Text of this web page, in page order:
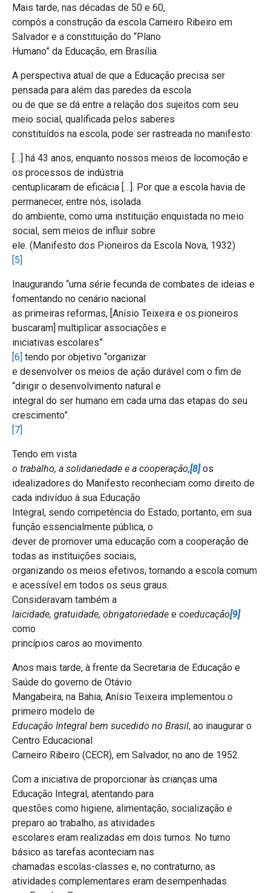
Mais tarde, nas décadas de 50 e 60,
compôs a construção da escola Carneiro Ribeiro em
Salvador e a constituição do “Plano
Humano” da Educação, em Brasília.
A perspectiva atual de que a Educação precisa ser
pensada para além das paredes da escola
ou de que se dá entre a relação dos sujeitos com seu
meio social, qualificada pelos saberes
constituídos na escola, pode ser rastreada no manifesto:
[…] há 43 anos, enquanto nossos meios de locomoção e
os processos de indústria
centuplicaram de eficácia […]. Por que a escola havia de
permanecer, entre nós, isolada
do ambiente, como uma instituição enquistada no meio
social, sem meios de influir sobre
ele. (Manifesto dos Pioneiros da Escola Nova, 1932)
[5]
Inaugurando “uma série fecunda de combates de ideias e
fomentando no cenário nacional
as primeiras reformas, [Anísio Teixeira e os pioneiros
buscaram] multiplicar associações e
iniciativas escolares”
[6] tendo por objetivo “organizar
e desenvolver os meios de ação durável com o fim de
“dirigir o desenvolvimento natural e
integral do ser humano em cada uma das etapas do seu
crescimento”.
[7]
Tendo em vista
o trabalho, a solidariedade e a cooperação,[8]os
idealizadores do Manifesto reconheciam como direito de
cada indivíduo à sua Educação
Integral, sendo competência do Estado, portanto, em sua
função essencialmente pública, o
dever de promover uma educação com a cooperação de
todas as instituições sociais,
organizando os meios efetivos, tornando a escola comum
e acessível em todos os seus graus.
Consideravam também a
laicidade, gratuidade, obrigatoriedade e coeducação[9]
como
princípios caros ao movimento.
Anos mais tarde, à frente da Secretaria de Educação e
Saúde do governo de Otávio
Mangabeira, na Bahia, Anísio Teixeira implementou o
primeiro modelo de
Educação Integral bem sucedido no Brasil, ao inaugurar o
Centro Educacional
Carneiro Ribeiro (CECR), em Salvador, no ano de 1952.
Com a iniciativa de proporcionar às crianças uma
Educação Integral, atentando para
questões como higiene, alimentação, socialização e
preparo ao trabalho, as atividades
escolares eram realizadas em dois turnos. No turno
básico as tarefas aconteciam nas
chamadas escolas-classes e, no contraturno, as
atividades complementares eram desempenhadas